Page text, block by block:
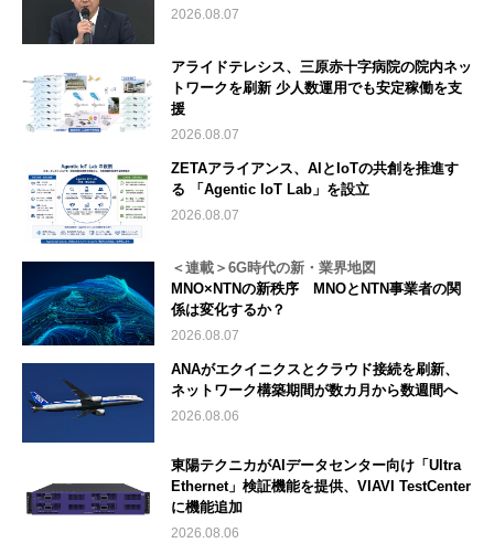
2026.08.07
アライドテレシス、三原赤十字病院の院内ネッ
トワークを刷新 少人数運用でも安定稼働を支
援
2026.08.07
ZETAアライアンス、AIとIoTの共創を推進す
る 「Agentic IoT Lab」を設立
2026.08.07
＜連載＞6G時代の新・業界地図
MNO×NTNの新秩序 MNOとNTN事業者の関
係は変化するか？
2026.08.07
ANAがエクイニクスとクラウド接続を刷新、
ネットワーク構築期間が数カ月から数週間へ
2026.08.06
東陽テクニカがAIデータセンター向け「Ultra
Ethernet」検証機能を提供、VIAVI TestCenter
に機能追加
2026.08.06